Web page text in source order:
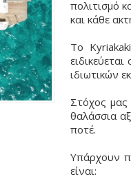
πολιτισμό
και κάθε
Το
ιδιωτικών
Στόχος μας
θαλάσσια
ποτέ.
Υπάρχουν
είναι: